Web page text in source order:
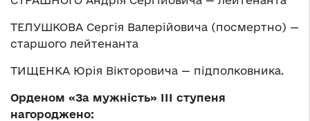
ТЕЛУШКОВА Сергія Валерійовича (посмертно) —
старшого лейтенанта
ТИЩЕНКА Юрія Вікторовича — підполковника.
Орденом «За мужність» ІІІ ступеня
нагороджено: